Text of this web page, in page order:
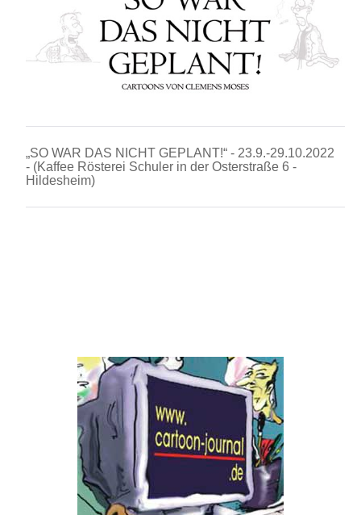
„SO WAR DAS NICHT GEPLANT!“ - 23.9.-29.10.2022
- (Kaffee Rösterei Schuler in der Osterstraße 6 -
Hildesheim)